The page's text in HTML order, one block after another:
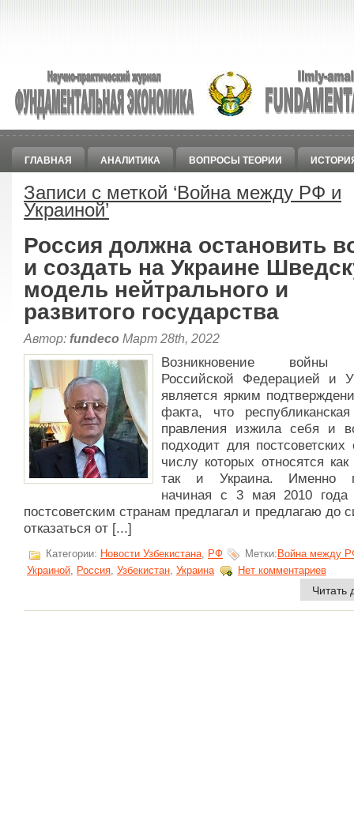
ГЛАВНАЯ АНАЛИТИКА ВОПРОСЫ ТЕОРИИ
Записи с меткой ‘Война между РФ и
Украиной’
Россия должна остановить
и создать на Украине
модель нейтрального и
развитого государства
Автор: fundeco Март 28th, 2022
Возникновение войны
Российской Федерацией и
является ярким
факта, что
правления изжила себя и
подходит для постсоветских
числу которых относятся
так и Украина. Именно
начиная с 3 мая 2010
постсоветским странам предлагал и предлагаю до
отказаться от [...]
Категории: Новости Узбекистана, РФ Метки: Война между
Украиной, Россия, Узбекистан, Украина Нет комментариев
Читать